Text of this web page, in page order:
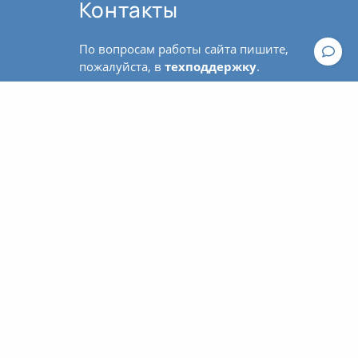
Контакты
По вопросам работы сайта пишите,
пожалуйста, в техподдержку.